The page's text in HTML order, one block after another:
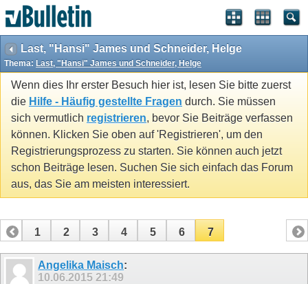
Last, "Hansi" James und Schneider, Helge
Thema: Last, "Hansi" James und Schneider, Helge
Wenn dies Ihr erster Besuch hier ist, lesen Sie bitte zuerst
die Hilfe - Häufig gestellte Fragen durch. Sie müssen
sich vermutlich registrieren, bevor Sie Beiträge verfassen
können. Klicken Sie oben auf 'Registrieren', um den
Registrierungsprozess zu starten. Sie können auch jetzt
schon Beiträge lesen. Suchen Sie sich einfach das Forum
aus, das Sie am meisten interessiert.
1 2 3 4 5 6 7
Angelika Maisch:
10.06.2015 21:49